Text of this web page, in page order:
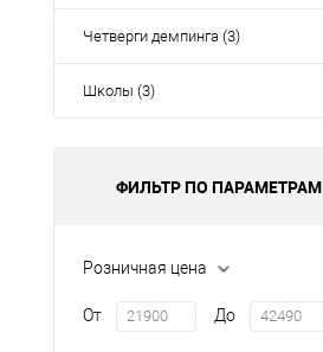
Четверги демпинга (3)
Школы (3)
ФИЛЬТР ПО ПАРАМЕТРАМ
Розничная цена
От До